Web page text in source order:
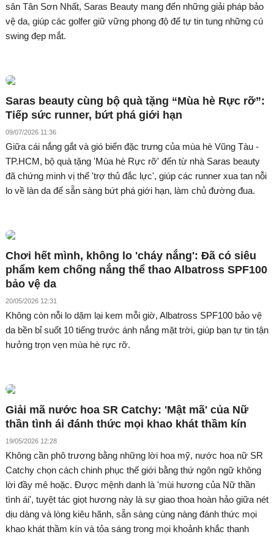
sân Tân Sơn Nhất, Saras Beauty mang đến những giải pháp bảo
vệ da, giúp các golfer giữ vững phong độ để tự tin tung những cú
swing đẹp mắt.
Saras beauty cùng bộ quà tặng “Mùa hè Rực rỡ”:
Tiếp sức runner, bứt phá giới hạn
09/07/2026 11:36
Giữa cái nắng gắt và gió biển đặc trưng của mùa hè Vũng Tàu -
TP.HCM, bộ quà tặng 'Mùa hè Rực rỡ' đến từ nhà Saras beauty
đã chứng minh vị thế 'trợ thủ đắc lực', giúp các runner xua tan nỗi
lo về làn da để sẵn sàng bứt phá giới hạn, làm chủ đường đua.
Chơi hết mình, không lo 'cháy nắng': Đã có siêu
phẩm kem chống nắng thể thao Albatross SPF100
bảo vệ da
20/05/2026 12:31
Không còn nỗi lo dặm lại kem mỗi giờ, Albatross SPF100 bảo vệ
da bền bỉ suốt 10 tiếng trước ánh nắng mặt trời, giúp bạn tự tin tận
hưởng trọn vẹn mùa hè rực rỡ.
Giải mã nước hoa SR Catchy: 'Mật mã' của Nữ
thần tình ái đánh thức mọi khao khát thầm kín
19/05/2026 12:28
Không cần phô trương bằng những lời hoa mỹ, nước hoa nữ SR
Catchy chọn cách chinh phục thế giới bằng thứ ngôn ngữ không
lời đầy mê hoặc. Được mệnh danh là 'mùi hương của Nữ thần
tình ái', tuyệt tác giọt hương này là sự giao thoa hoàn hảo giữa nét
dịu dàng và lòng kiêu hãnh, sẵn sàng cùng nàng đánh thức mọi
khao khát thầm kín và tỏa sáng trong mọi khoảnh khắc thanh